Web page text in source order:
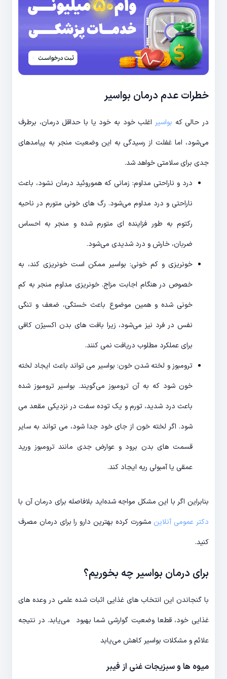
خطرات عدم درمان بواسیر
در حالی که بواسیر اغلب خود به خود یا با حداقل درمان، برطرف
می‌شود، اما غفلت از رسیدگی به این وضعیت منجر به پیامدهای
جدی برای سلامتی خواهد شد.
درد و ناراحتی مداوم: زمانی که هموروئید درمان نشود، باعث
ناراحتی و درد مداوم می‌شود. رگ های خونی متورم در ناحیه
رکتوم به طور فزاینده ای متورم شده و منجر به احساس
ضربان، خارش و درد شدیدی می‌شود.
خونریزی و کم خونی: بواسیر ممکن است خونریزی کند، به
خصوص در هنگام اجابت مزاج. خونریزی مداوم منجر به کم
خونی شده و همین موضوع باعث خستگی، ضعف و تنگی
نفس در فرد نیز می‌شود، زیرا بافت های بدن اکسیژن کافی
برای عملکرد مطلوب دریافت نمی کنند.
ترومبوز و لخته شدن خون: بواسیر می تواند باعث ایجاد لخته
خون شود که به آن ترومبوز می‌گویند. بواسیر ترومبوز شده
باعث درد شدید، تورم و یک توده سفت در نزدیکی مقعد می
شود. اگر لخته خون از جای خود جدا شود، می تواند به سایر
قسمت های بدن برود و عوارض جدی مانند ترومبوز ورید
عمقی یا آمبولی ریه ایجاد کند.
بنابراین اگر با این مشکل مواجه شده‌اید بلافاصله برای درمان آن با
دکتر عمومی آنلاین مشورت کرده بهترین دارو را برای درمان مصرف
کنید.
برای درمان بواسیر چه بخوریم؟
با گنجاندن این انتخاب های غذایی اثبات شده علمی در وعده های
غذایی خود، قطعا وضعیت گوارشی شما بهبود می‌یابد. در نتیجه
علائم و مشکلات بواسیر کاهش می‌یابد
میوه ها و سبزیجات غنی از فیبر